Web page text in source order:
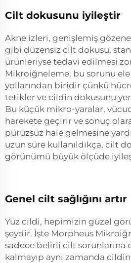
Cilt dokusunu iyileştir
Akne izleri, genişlemiş
gibi düzensiz cilt dokusu,
ürünleriyse tedavi edilmesi
Mikroiğneleme, bu sorunu
yollarından biridir çünkü
tetikler ve cildin dokusunu
Bu küçük mikro-yaralar,
harekete geçirir ve sonuç
pürüzsüz hale gelmesine
uzun süre kullanıldıkça, cilt
görünümü büyük ölçüde
Genel cilt sağlığını artır
Yüz cildi, hepimizin güzel
şeydir. İşte Morpheus
sadece belirli cilt sorunlarına
kalmayıp aynı zamanda